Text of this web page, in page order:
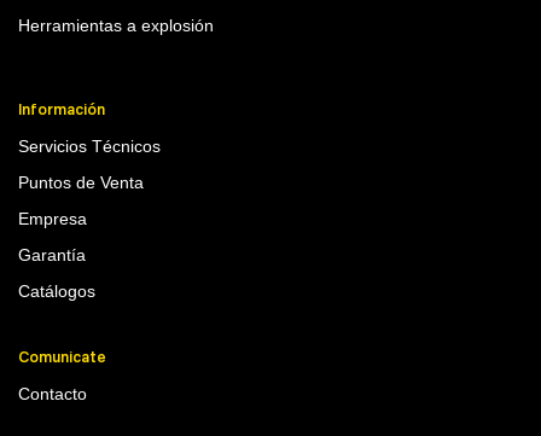
Herramientas a explosión
Información
Servicios Técnicos
Puntos de Venta
Empresa
Garantía
Catálogos
Comunicate
Contacto